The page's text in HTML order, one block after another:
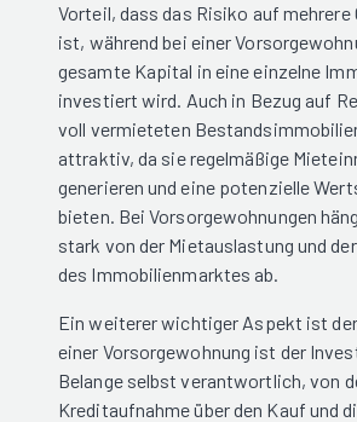
Vorteil, dass das Risiko auf
ist, während bei einer
gesamte Kapital in eine einzelne
investiert wird. Auch in Bezug auf
voll vermieteten
attraktiv, da sie regelmäßige
generieren und eine potenzielle
bieten. Bei Vorsorgewohnungen
stark von der Mietauslastung und
des Immobilienmarktes ab.
Ein weiterer wichtiger Aspekt ist
einer Vorsorgewohnung ist der
Belange selbst verantwortlich, von
Kreditaufnahme über den Kauf und